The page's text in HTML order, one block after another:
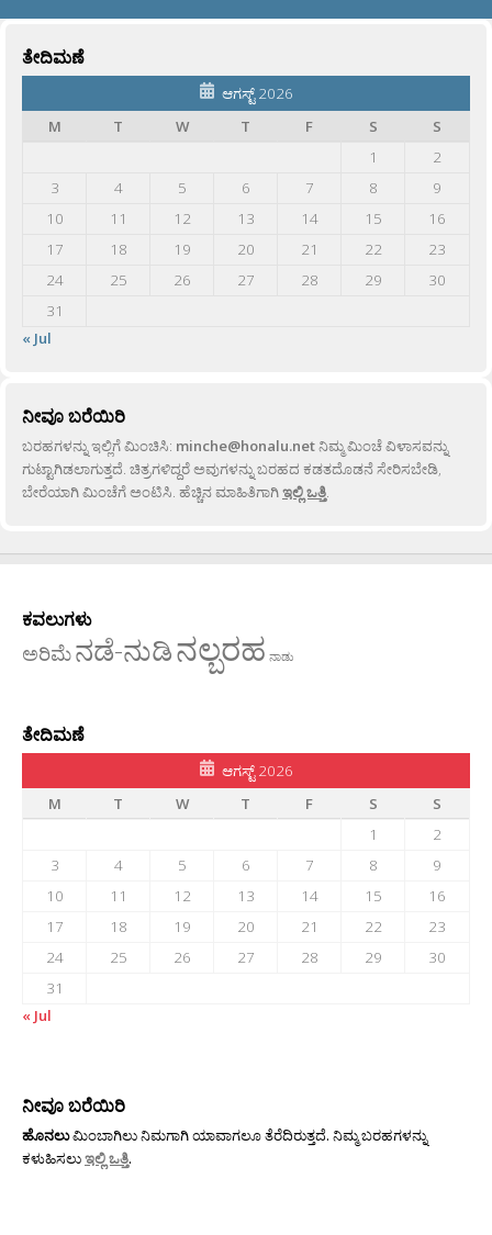
ತೇದಿಮಣೆ
ಆಗಸ್ಟ್ 2026
M
T W T F S
S
1
2
3
4 5 6 7 8
9
10
11 12 13 14 15
16
17
18 19 20 21 22
23
24
25 26 27 28 29
30
31
« Jul
ನೀವೂ ಬರೆಯಿರಿ
ಬರಹಗಳನ್ನು ಇಲ್ಲಿಗೆ ಮಿಂಚಿಸಿ: minche@honalu.netನಿಮ್ಮ ಮಿಂಚೆ ವಿಳಾಸವನ್ನು
ಗುಟ್ಟಾಗಿಡಲಾಗುತ್ತದೆ. ಚಿತ್ರಗಳಿದ್ದರೆ ಅವುಗಳನ್ನು ಬರಹದ ಕಡತದೊಡನೆ ಸೇರಿಸಬೇಡಿ,
ಬೇರೆಯಾಗಿ ಮಿಂಚೆಗೆ ಅಂಟಿಸಿ. ಹೆಚ್ಚಿನ ಮಾಹಿತಿಗಾಗಿಇಲ್ಲಿ ಒತ್ತಿ.
ಕವಲುಗಳು
ಅರಿಮೆನಡೆ-ನುಡಿನಲ್ಬರಹ ನಾಡು
ತೇದಿಮಣೆ
ಆಗಸ್ಟ್ 2026
M
T W T F S
S
1
2
3
4 5 6 7 8
9
10
11 12 13 14 15
16
17
18 19 20 21 22
23
24
25 26 27 28 29
30
31
« Jul
ನೀವೂ ಬರೆಯಿರಿ
ಹೊನಲುಮಿಂಬಾಗಿಲು ನಿಮಗಾಗಿ ಯಾವಾಗಲೂ ತೆರೆದಿರುತ್ತದೆ. ನಿಮ್ಮ ಬರಹಗಳನ್ನು
ಕಳುಹಿಸಲುಇಲ್ಲಿ ಒತ್ತಿ.